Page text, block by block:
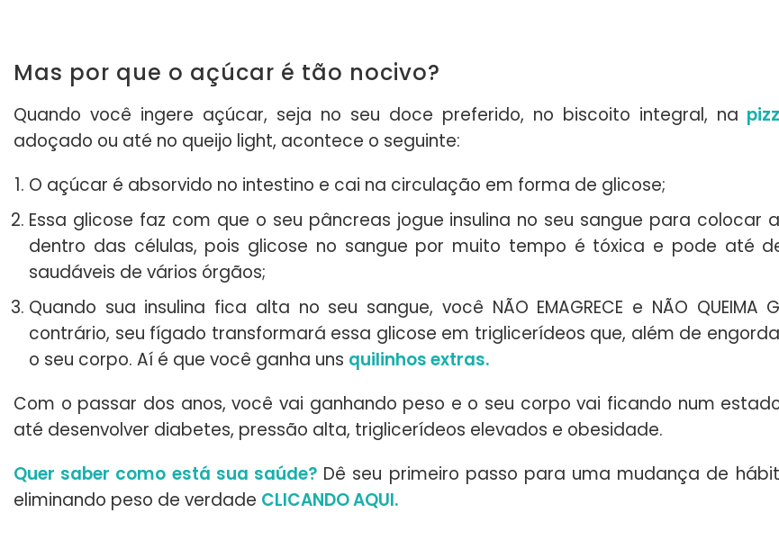
Mas por que o açúcar é tão nocivo?
Quando você ingere açúcar, seja no seu doce preferido, no biscoito integral, na
adoçado ou até no queijo light, acontece o seguinte:
O açúcar é absorvido no intestino e cai na circulação em forma de glicose;
Essa glicose faz com que o seu pâncreas jogue insulina no seu sangue para colocar
dentro das células, pois glicose no sangue por muito tempo é tóxica e pode até
saudáveis de vários órgãos;
Quando sua insulina fica alta no seu sangue, você NÃO EMAGRECE e NÃO QUEIMA
contrário, seu fígado transformará essa glicose em triglicerídeos que, além de
o seu corpo. Aí é que você ganha uns quilinhos extras.
Com o passar dos anos, você vai ganhando peso e o seu corpo vai ficando num
até desenvolver diabetes, pressão alta, triglicerídeos elevados e obesidade.
Quer saber como está sua saúde?Dê seu primeiro passo para uma mudança de
eliminando peso de verdade CLICANDO AQUI.